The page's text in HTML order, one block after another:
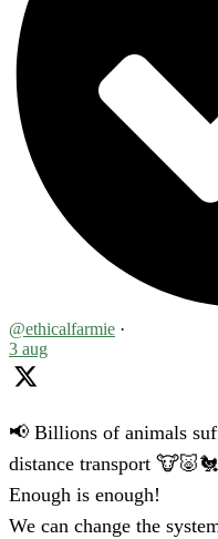
@ethicalfarmie ·
3 aug
📢 Billions of animals
distance transport
Enough is enough!
We can change the